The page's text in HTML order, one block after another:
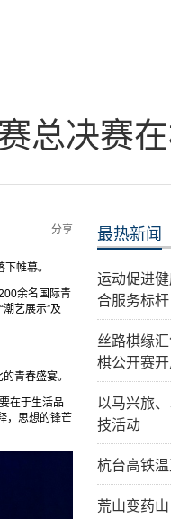
总决赛
分享
帷幕。
余名国际青
艺展示”及
青春盛宴。
在于生活品
，思想的锋芒
最热新闻
运动促进
合服务标杆
丝路棋缘
棋公开赛
以马兴旅
技活动
杭台高铁
荒山变药